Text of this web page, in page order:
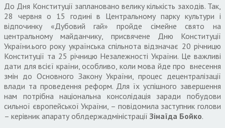
До Дня Конституції заплановано велику кількість заходів. Так,
28 червня о 15 годині в Центральному парку культури і
відпочинку «Дубовий гай» пройде сімейне свято на
центральному майданчику, присвячене Дню Конституції
України.ього року українська спільнота відзначає 20 річницю
Конституції та 25 річницю Незалежності України. Це важливі
дати для всієї країни, особливо, коли мова йде про внесення
змін до Основного Закону України, процес децентралізації
влади та проведення реформ. Для їх успішного завершення
нам потрібна національна консолідація заради побудови
сильної європейської України, – повідомила заступник голови
– керівник апарату облдержадміністрації Зінаїда Бойко.